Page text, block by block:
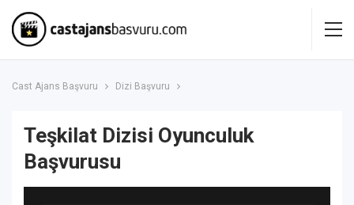
Cast Ajans Başvuru Dizi Başvuru
Teşkilat Dizisi Oyunculuk
Başvurusu